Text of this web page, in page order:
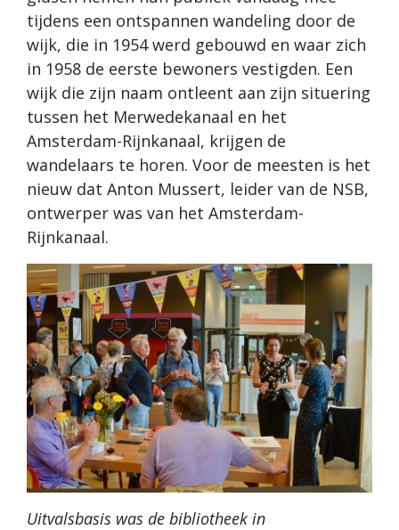
tijdens een ontspannen wandeling door de
wijk, die in 1954 werd gebouwd en waar zich
in 1958 de eerste bewoners vestigden. Een
wijk die zijn naam ontleent aan zijn situering
tussen het Merwedekanaal en het
Amsterdam-Rijnkanaal, krijgen de
wandelaars te horen. Voor de meesten is het
nieuw dat Anton Mussert, leider van de NSB,
ontwerper was van het Amsterdam-
Rijnkanaal.
Uitvalsbasis was de bibliotheek in